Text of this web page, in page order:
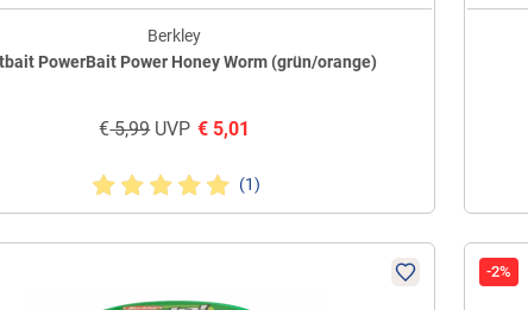
Berkley
PowerBait Power Honey Worm (grün/orange)
€5,99UVP € 5,01
(1)
-2%